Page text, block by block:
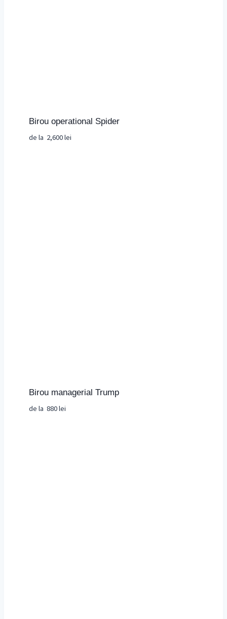
Birou operational Spider
de la 2,600lei
Birou managerial Trump
de la 880lei